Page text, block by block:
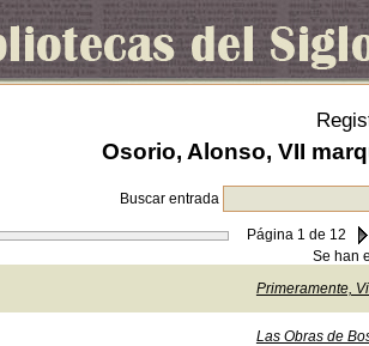
Osorio, Alonso, VII
Buscar entrada
Página 1 de 12
Se han
Primeramente,
Las Obras de